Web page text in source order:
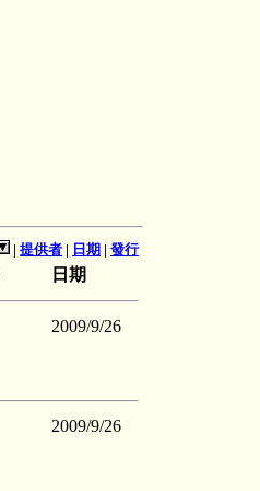
| 提供者 | 日期 | 發行
日期
2009/9/26
2009/9/26